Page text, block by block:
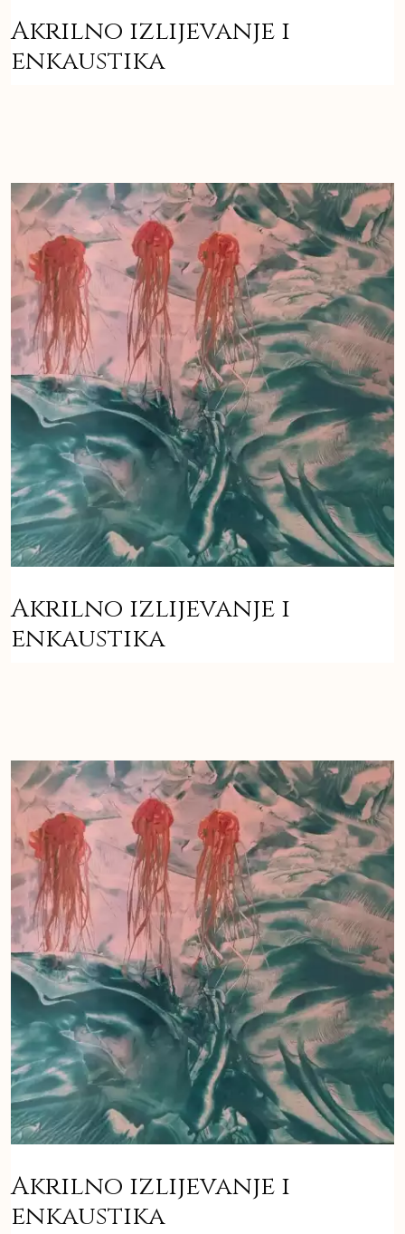
Akrilno izlijevanje i
enkaustika
Akrilno izlijevanje i
enkaustika
Akrilno izlijevanje i
enkaustika